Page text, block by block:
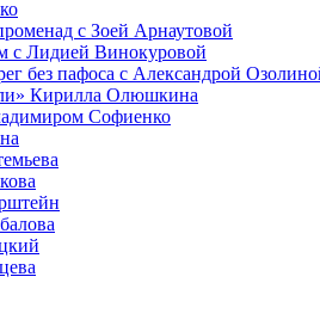
с Зоей Арнаутовой
с Лидией Винокуровой
без пафоса с Александрой
Кирилла Олюшкина
Софиенко